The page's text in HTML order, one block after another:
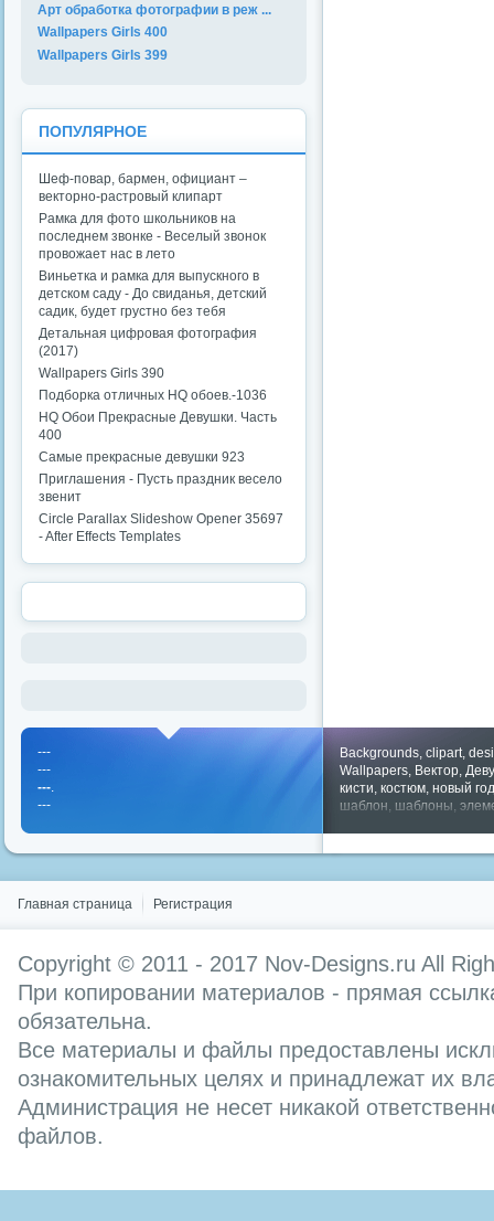
Арт обработка фотографии в реж ...
Wallpapers Girls 400
Wallpapers Girls 399
ПОПУЛЯРНОЕ
Шеф-повар, бармен, официант –
векторно-растровый клипарт
Рамка для фото школьников на
последнем звонке - Веселый звонок
провожает нас в лето
Виньетка и рамка для выпускного в
детском саду - До свиданья, детский
садик, будет грустно без тебя
Детальная цифровая фотография
(2017)
Wallpapers Girls 390
Подборка отличных HQ обоев.-1036
HQ Обои Прекрасные Девушки. Часть
400
Самые прекрасные девушки 923
Приглашения - Пусть праздник весело
звенит
Circle Parallax Slideshow Opener 35697
- After Effects Templates
Backgrounds, clipart,
Wallpapers, Вектор,
кисти, костюм, новый год
шаблон, шаблоны,
---
---
---.
---
Главная страница Регистрация
Copyright © 2011 - 2017 Nov-Designs.ru All
При копировании материалов - прямая
обязательна.
Все материалы и файлы предоставлены
ознакомительных целях и принадлежат их
Администрация не несет никакой
файлов.